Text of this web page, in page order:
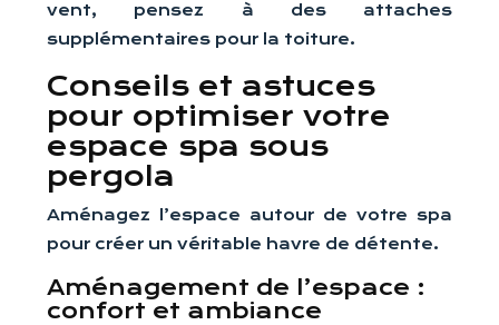
vent, pensez à des attaches
supplémentaires pour la toiture.
Conseils et astuces
pour optimiser votre
espace spa sous
pergola
Aménagez l’espace autour de votre spa
pour créer un véritable havre de détente.
Aménagement de l’espace :
confort et ambiance